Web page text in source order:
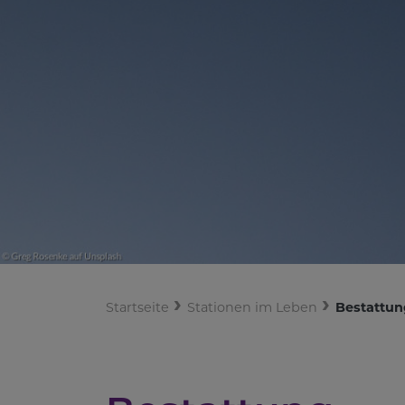
Startseite Stationen im Leben